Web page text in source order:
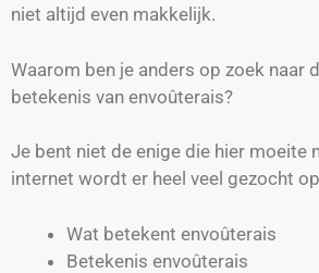
niet altijd even makkelijk.
Waarom ben je anders op zoek naar
betekenis van envoûterais?
Je bent niet de enige die hier moeite
internet wordt er heel veel gezocht
Wat betekent envoûterais
Betekenis envoûterais